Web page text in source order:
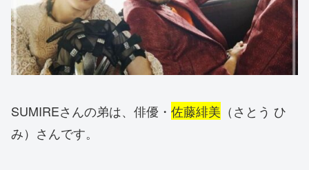
SUMIREさんの弟は、俳優・ 佐藤緋美 （さとう ひ
み）さんです。